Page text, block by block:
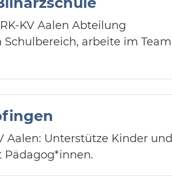
KV Aalen Abteilung
arbeite im Team
Aalen: Unterstütze Kinder und